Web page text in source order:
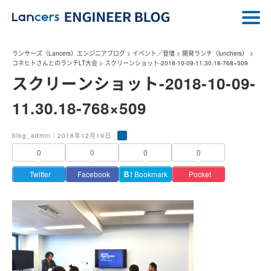
ランサーズ（Lancers）エンジニアブログ > イベント／登壇 > 開発ランチ（lunchers）
>
コネヒトさんとのランチLT大会 > スクリーンショット-2018-10-09-11.30.18-768×509
スクリーンショット-2018-10-09-
11.30.18-768×509
blog_admin｜2018年12月19日
0
Twitter
0
Facebook
0
Ｂ! Bookmark
0
Pocket